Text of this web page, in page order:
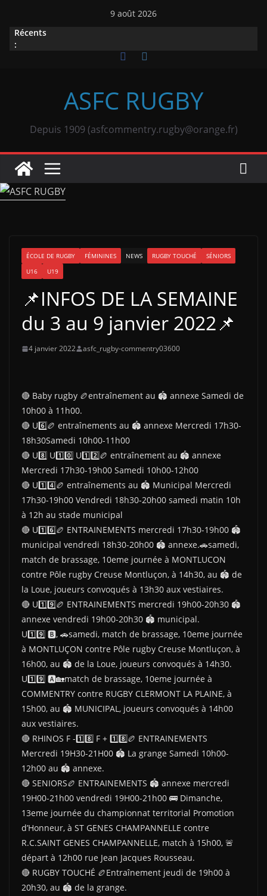
contenu
9 août 2026
Récents
:
ASFC RUGBY
Depuis 1909 (asfcommentry.rugby@orange.fr)
ÉCOLE DE RUGBY FÉMININES NEWS RUGBY TOUCHÉ
SÉNIORS
U16
U19
📌INFOS DE LA SEMAINE
du 3 au 9 janvier 2022📌
4 janvier 2022 asfc_rugby-commentry03600
🔴 Baby rugby 🏉entraînement au 🏟 annexe Samedi de
10h00 à 11h00.
🔴 U6️⃣🏉 entraînements au 🏟 annexe Mercredi 17h30-
18h30Samedi 10h00-11h00
🔴 U8️⃣ U1️⃣0️⃣ U1️⃣2️⃣🏉 entraînement au 🏟 annexe
Mercredi 17h30-19h00 Samedi 10h00-12h00
🔴 U1️⃣4️⃣🏉 entraînements au 🏟 Municipal Mercredi
17h30-19h00 Vendredi 18h30-20h00 samedi matin 10h
à 12h au stade municipal
🔴 U1️⃣6️⃣🏉 ENTRAINEMENTS mercredi 17h30-19h00 🏟
municipal vendredi 18h30-20h00 🏟 annexe.🚗samedi,
match de brassage, 10eme journée à MONTLUCON
contre Pôle rugby Creuse Montluçon, à 14h30, au 🏟 de
la Loue, joueurs convoqués à 13h30 aux vestiaires.
🔴 U1️⃣9️⃣🏉 ENTRAINEMENTS mercredi 19h00-20h30 🏟
annexe vendredi 19h00-20h30 🏟 municipal.
U1️⃣9️⃣ 🅱️, 🚗samedi, match de brassage, 10eme journée
à MONTLUÇON contre Pôle rugby Creuse Montluçon, à
16h00, au 🏟 de la Loue, joueurs convoqués à 14h30.
U1️⃣9️⃣ 🅰️🏡match de brassage, 10eme journée à
COMMENTRY contre RUGBY CLERMONT LA PLAINE, à
15h00, au 🏟 MUNICIPAL, joueurs convoqués à 14h00
aux vestiaires.
🔴 RHINOS F -1️⃣8️⃣ F + 1️⃣8️⃣🏉 ENTRAINEMENTS
Mercredi 19H30-21H00 🏟 La grange Samedi 10h00-
12h00 au 🏟 annexe.
🔴 SENIORS🏉 ENTRAINEMENTS 🏟 annexe mercredi
19H00-21h00 vendredi 19H00-21h00 🚌 Dimanche,
13eme journée du championnat territorial Promotion
d’Honneur, à ST GENES CHAMPANNELLE contre
R.C.SAINT GENES CHAMPANNELLE, match à 15h00, 🚨
départ à 12h00 rue Jean Jacques Rousseau.
🔴 RUGBY TOUCHÉ 🏉Entraînement jeudi de 19h00 à
20h30, au 🏟 de la grange.